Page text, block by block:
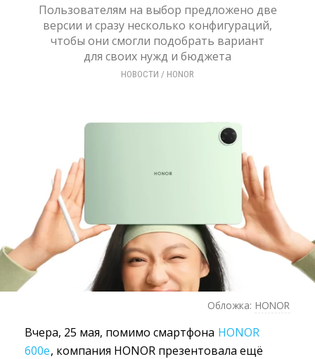
Пользователям на выбор предложено две
версии и сразу несколько конфигураций,
чтобы они смогли подобрать вариант
для своих нужд и бюджета
НОВОСТИ / HONOR
Обложка: HONOR
Вчера, 25 мая, помимо смартфона HONOR
600e, компания HONOR презентовала ещё